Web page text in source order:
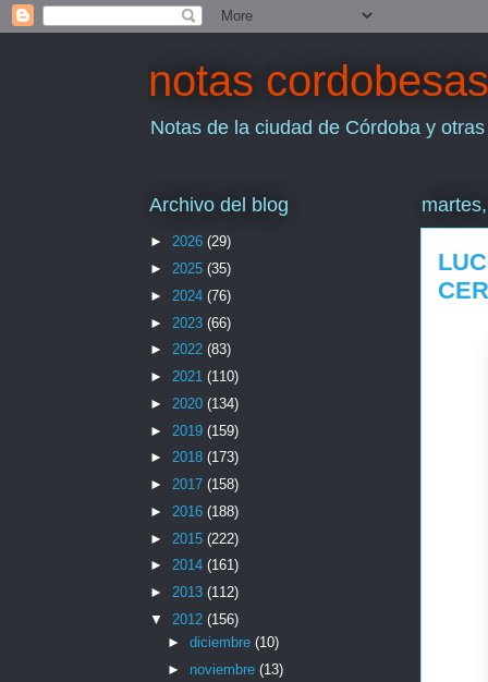
notas cordobesas
Notas de la ciudad de Córdoba y
Archivo del blog
► 2026 (29)
► 2025 (35)
► 2024 (76)
► 2023 (66)
► 2022 (83)
► 2021 (110)
► 2020 (134)
► 2019 (159)
► 2018 (173)
► 2017 (158)
► 2016 (188)
► 2015 (222)
► 2014 (161)
► 2013 (112)
▼ 2012 (156)
► diciembre (10)
► noviembre (13)